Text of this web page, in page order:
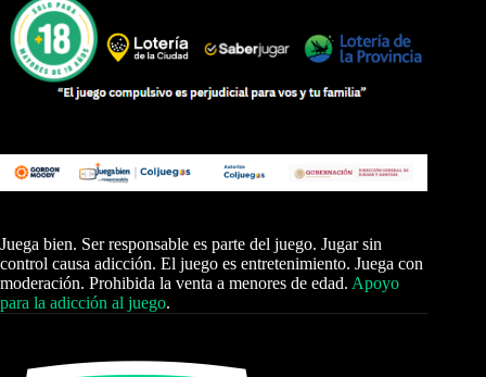
Juega bien. Ser responsable es parte del juego. Jugar sin
control causa adicción. El juego es entretenimiento. Juega con
moderación. Prohibida la venta a menores de edad. Apoyo
para la adicción al juego.